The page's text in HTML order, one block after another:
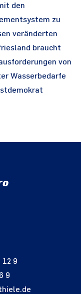
den
zu
veränderten
braucht
von
Wasserbedarfe
9
9